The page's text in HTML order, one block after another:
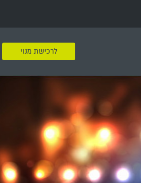
מסרטים וסדרות
ירושלים
יום הזיכרון
ילדים
רמיקס
שירי חג ומועד
שירי יום הולדת
משחקי קריוקי
חדשה
לרכישת מנוי